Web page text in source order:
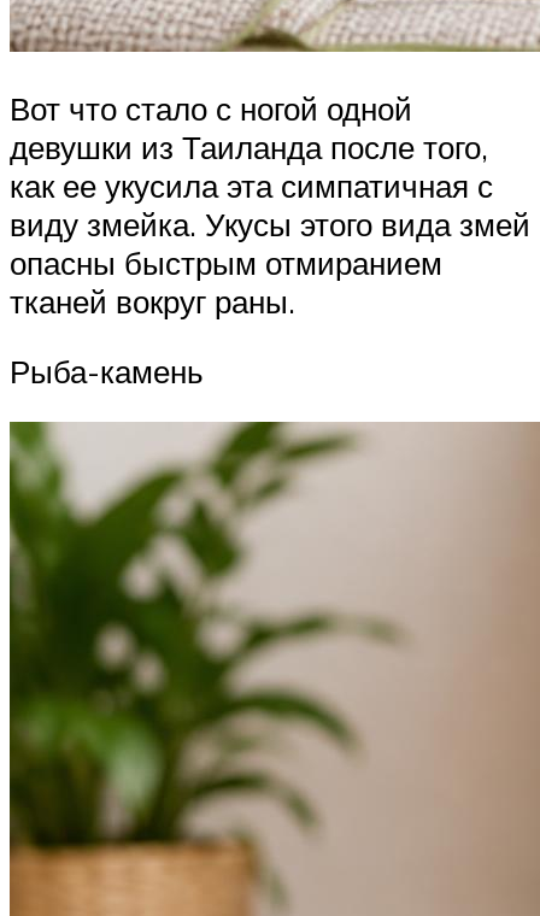
Вот что стало с ногой одной
девушки из Таиланда после того,
как ее укусила эта симпатичная с
виду змейка. Укусы этого вида змей
опасны быстрым отмиранием
тканей вокруг раны.
Рыба-камень